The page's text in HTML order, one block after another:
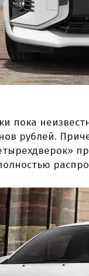
пока
рублей.